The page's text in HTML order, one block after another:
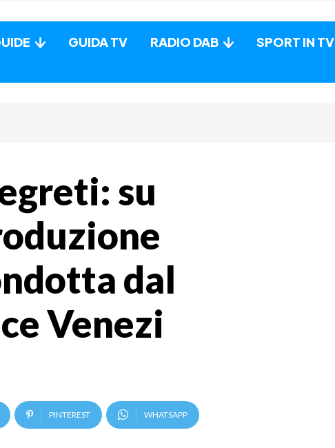
GUIDA TV RADIO DAB SPORT IN TV
su
dal
Venezi
PINTEREST WHATSAPP